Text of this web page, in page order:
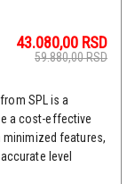
43.080,00 RSD
59.880,00RSD
SPL is a
a cost-effective
minimized features,
level